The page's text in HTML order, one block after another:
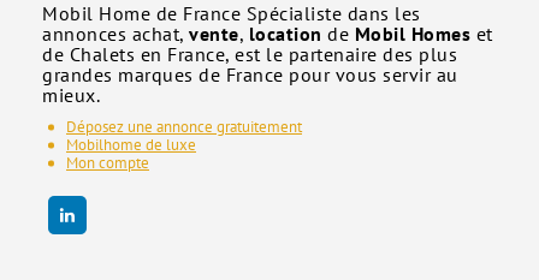
Mobil Home de France Spécialiste dans les
annonces achat, vente, location de Mobil Homes et
de Chalets en France, est le partenaire des plus
grandes marques de France pour vous servir au
mieux.
Déposez une annonce gratuitement
Mobilhome de luxe
Mon compte